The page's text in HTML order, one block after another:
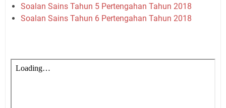
Soalan Sains Tahun 5 Pertengahan Tahun 2018
Soalan Sains Tahun 6 Pertengahan Tahun 2018